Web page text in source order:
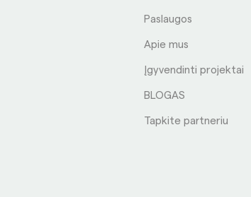
Paslaugos
Apie mus
Įgyvendinti projektai
BLOGAS
Tapkite partneriu